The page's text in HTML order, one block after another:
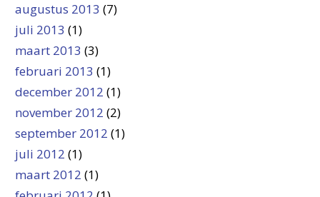
augustus 2013 (7)
juli 2013 (1)
maart 2013 (3)
februari 2013 (1)
december 2012 (1)
november 2012 (2)
september 2012 (1)
juli 2012 (1)
maart 2012 (1)